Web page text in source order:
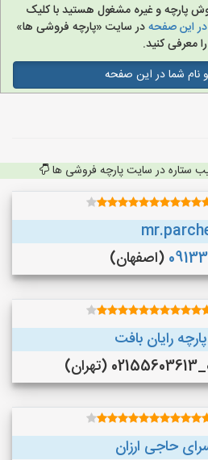
پارچه و غیره مشغول هستید با کلیک
این صفحهدر سایت «پارچه فروشی ها»
معرفی کنید.
نام شما در این صفحه
ستاره در سایت پارچه فروشی ها
(اصفهان)
رایان بافت
حاجی ارزان